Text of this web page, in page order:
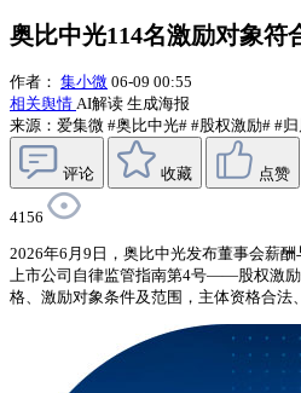
奥比中光114名激励对象符
作者： 集小微 06-09 00:55
相关舆情 AI解读 生成海报
来源：爱集微 #奥比中光# #股权激励# #
评论 收藏 点赞
4156
2026年6月9日，奥比中光发布董事会薪
上市公司自律监管指南第4号——股权激励
格、激励对象条件及范围，主体资格合